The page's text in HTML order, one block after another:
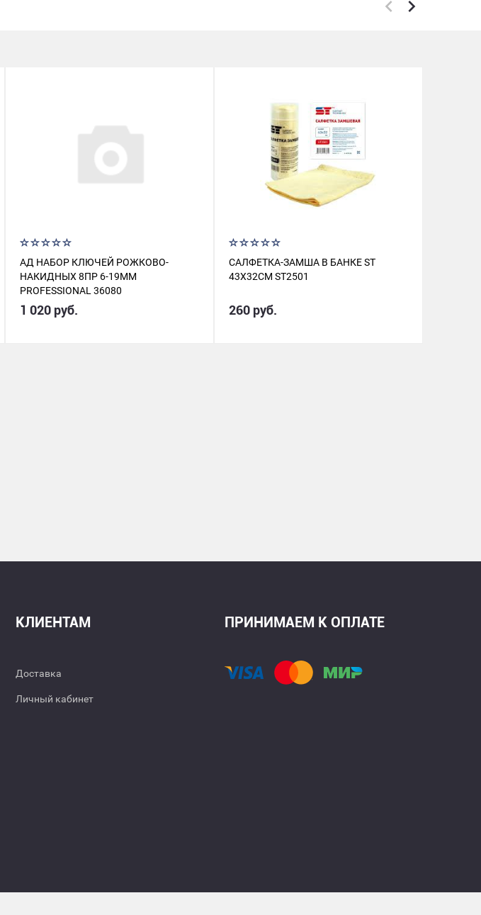
АД НАБОР КЛЮЧЕЙ РОЖКОВО-
НАКИДНЫХ 8ПР 6-19ММ
PROFESSIONAL 36080
1 020 руб.
САЛФЕТКА-ЗАМША В БАНКЕ ST
43X32СМ ST2501
260 руб.
КЛИЕНТАМ
Доставка
Личный кабинет
ПРИНИМАЕМ К ОПЛАТЕ